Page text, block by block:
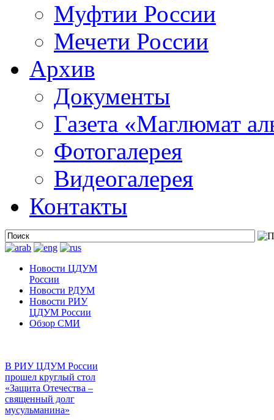
Муфтии России
Мечети России
Архив
Документы
Газета «Маглюмат
Фотогалерея
Видеогалерея
Контакты
Новости ЦДУМ
России
Новости РДУМ
Новости РИУ
ЦДУМ России
Обзор СМИ
В РИУ ЦДУМ России
прошел круглый стол
«Защита Отечества –
священный долг
мусульманина»